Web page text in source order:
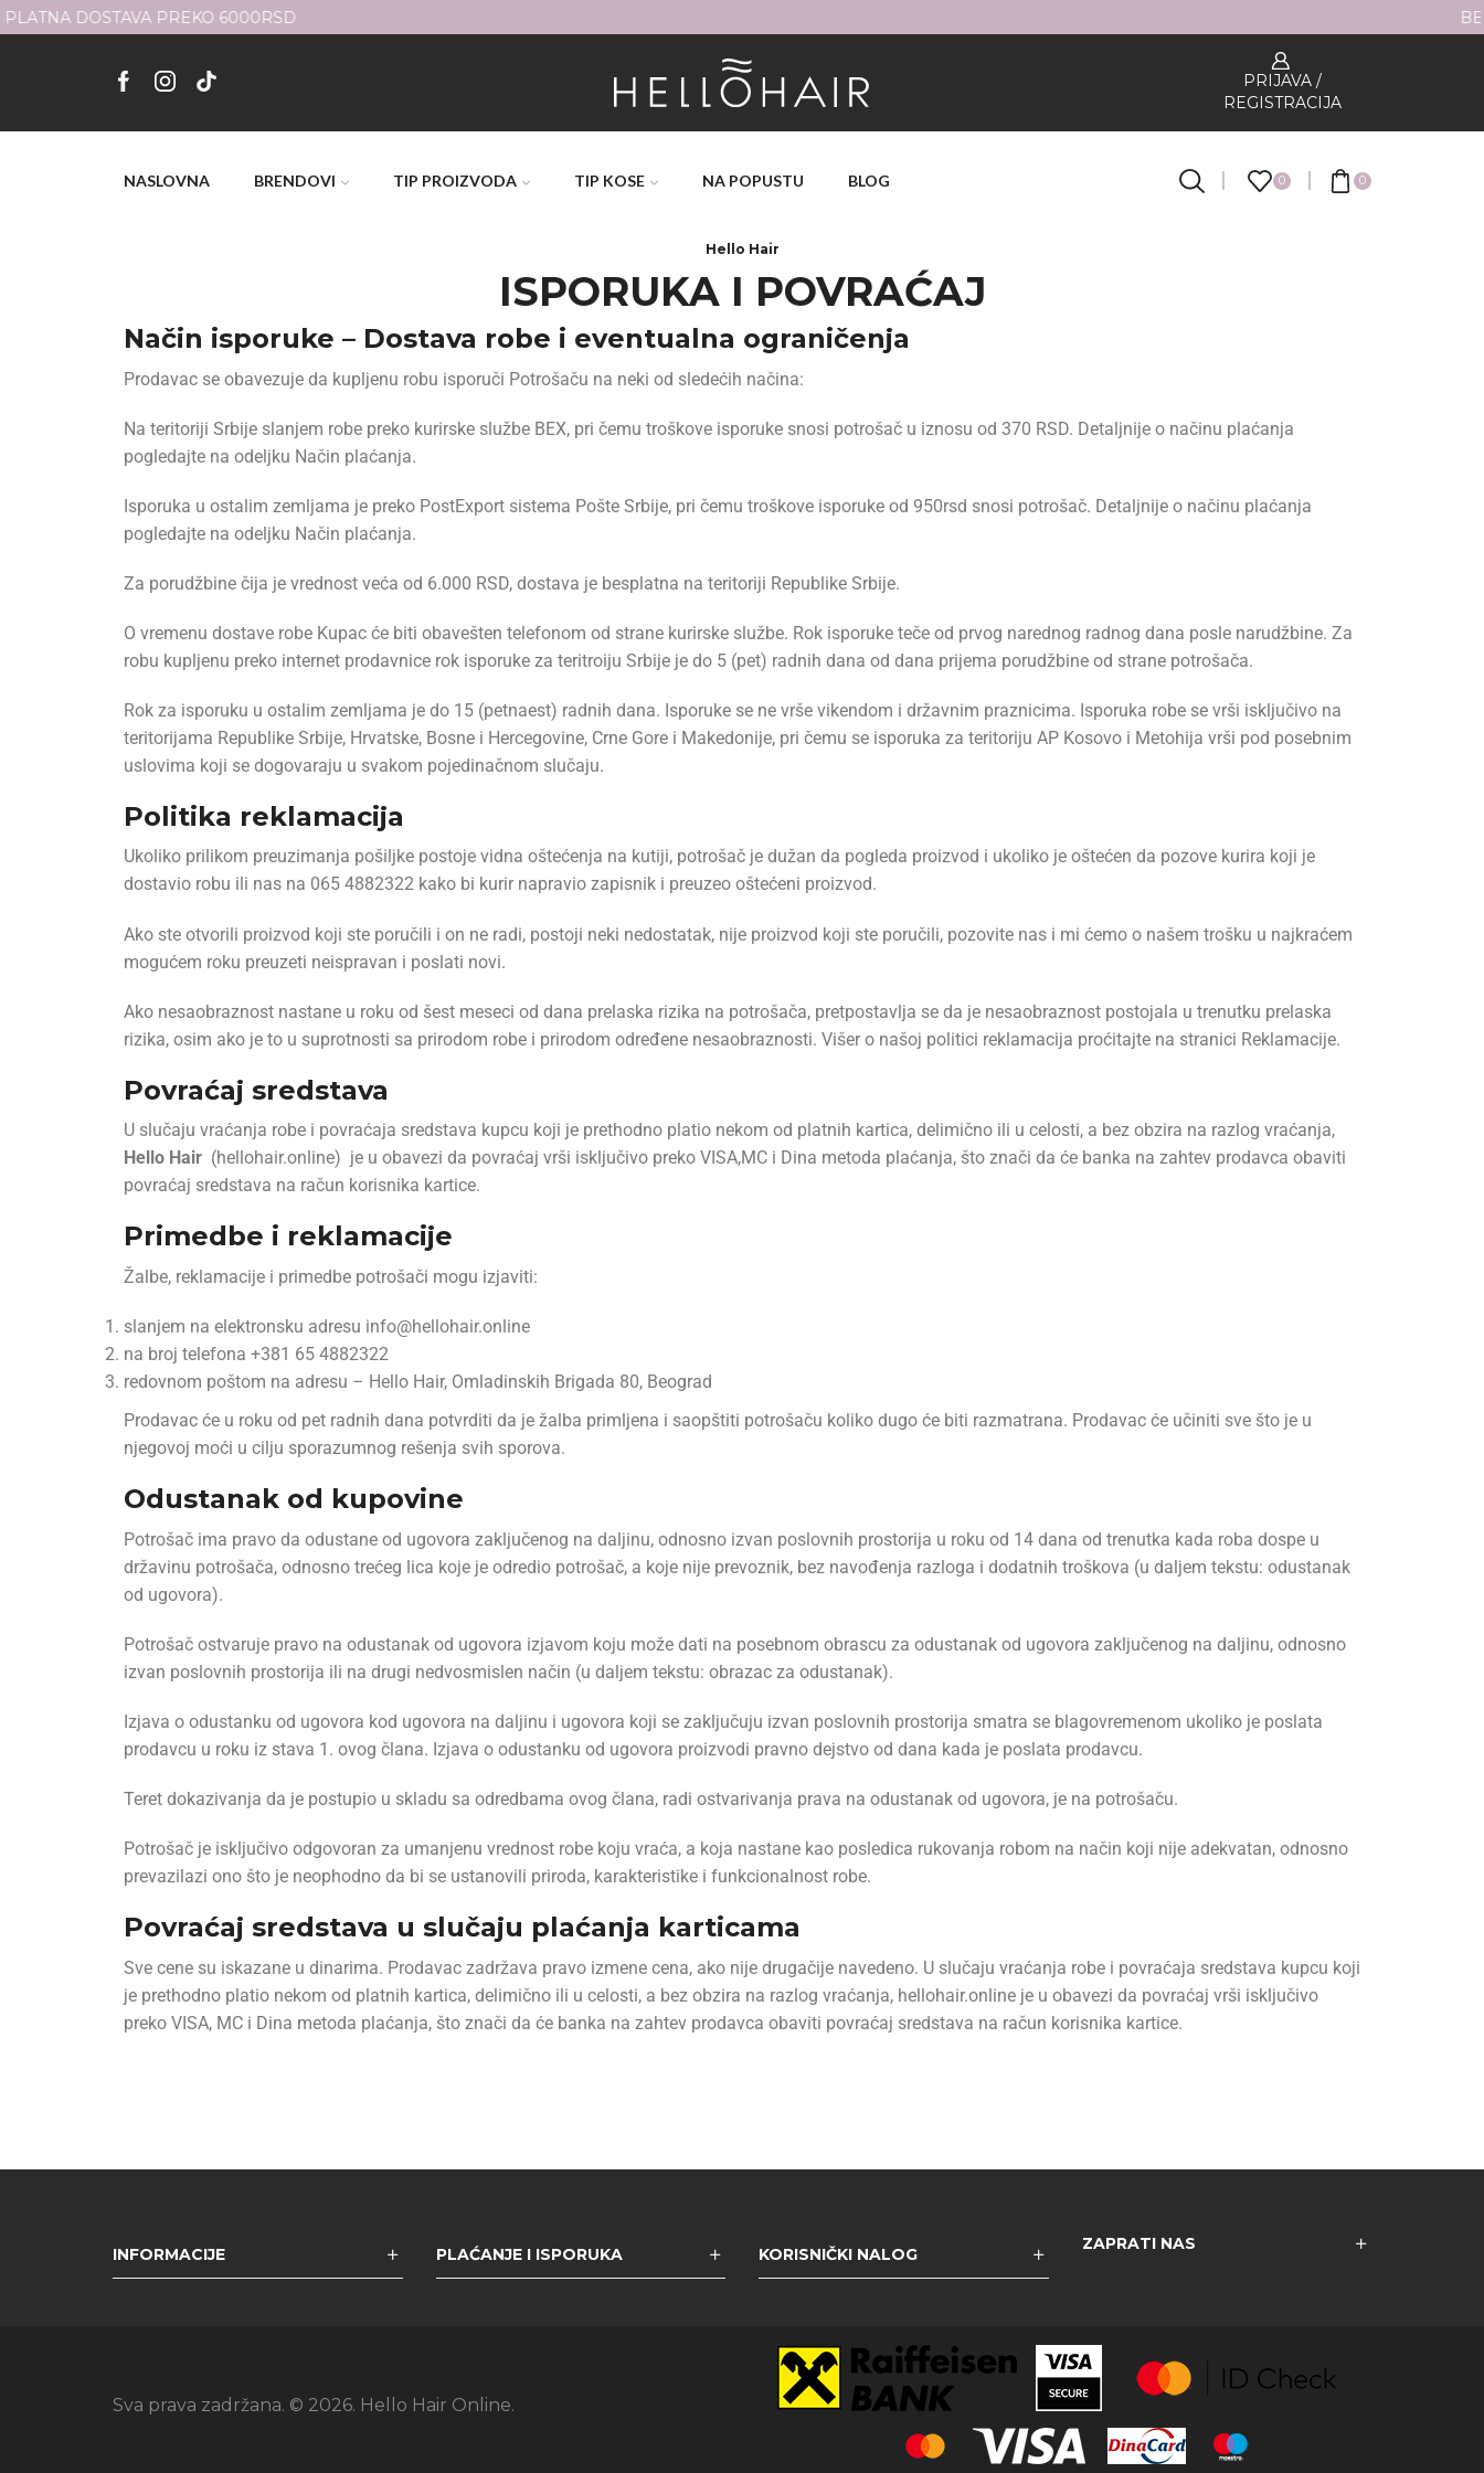
PRIJAVA /
REGISTRACIJA
NASLOVNA BRENDOVI TIP PROIZVODA TIP KOSE NA POPUSTU BLOG 0 0
Hello Hair
ISPORUKA I POVRAĆAJ
Način isporuke – Dostava robe i eventualna ograničenja
Prodavac se obavezuje da kupljenu robu isporuči Potrošaču na neki od sledećih načina:
Na teritoriji Srbije slanjem robe preko kurirske službe BEX, pri čemu troškove isporuke snosi potrošač u iznosu od 370 RSD. Detaljnije o načinu plaćanja
pogledajte na odeljku Način plaćanja.
Isporuka u ostalim zemljama je preko PostExport sistema Pošte Srbije, pri čemu troškove isporuke od 950rsd snosi potrošač. Detaljnije o načinu plaćanja
pogledajte na odeljku Način plaćanja.
Za porudžbine čija je vrednost veća od 6.000 RSD, dostava je besplatna na teritoriji Republike Srbije.
O vremenu dostave robe Kupac će biti obavešten telefonom od strane kurirske službe. Rok isporuke teče od prvog narednog radnog dana posle narudžbine. Za
robu kupljenu preko internet prodavnice rok isporuke za teritroiju Srbije je do 5 (pet) radnih dana od dana prijema porudžbine od strane potrošača.
Rok za isporuku u ostalim zemljama je do 15 (petnaest) radnih dana. Isporuke se ne vrše vikendom i državnim praznicima. Isporuka robe se vrši isključivo na
teritorijama Republike Srbije, Hrvatske, Bosne i Hercegovine, Crne Gore i Makedonije, pri čemu se isporuka za teritoriju AP Kosovo i Metohija vrši pod posebnim
uslovima koji se dogovaraju u svakom pojedinačnom slučaju.
Politika reklamacija
Ukoliko prilikom preuzimanja pošiljke postoje vidna oštećenja na kutiji, potrošač je dužan da pogleda proizvod i ukoliko je oštećen da pozove kurira koji je
dostavio robu ili nas na 065 4882322 kako bi kurir napravio zapisnik i preuzeo oštećeni proizvod.
Ako ste otvorili proizvod koji ste poručili i on ne radi, postoji neki nedostatak, nije proizvod koji ste poručili, pozovite nas i mi ćemo o našem trošku u najkraćem
mogućem roku preuzeti neispravan i poslati novi.
Ako nesaobraznost nastane u roku od šest meseci od dana prelaska rizika na potrošača, pretpostavlja se da je nesaobraznost postojala u trenutku prelaska
rizika, osim ako je to u suprotnosti sa prirodom robe i prirodom određene nesaobraznosti. Višer o našoj politici reklamacija proćitajte na stranici Reklamacije.
Povraćaj sredstava
U slučaju vraćanja robe i povraćaja sredstava kupcu koji je prethodno platio nekom od platnih kartica, delimično ili u celosti, a bez obzira na razlog vraćanja,
Hello Hair (hellohair.online) je u obavezi da povraćaj vrši isključivo preko VISA,MC i Dina metoda plaćanja, što znači da će banka na zahtev prodavca obaviti
povraćaj sredstava na račun korisnika kartice.
Primedbe i reklamacije
Žalbe, reklamacije i primedbe potrošači mogu izjaviti:
slanjem na elektronsku adresu info@hellohair.online
na broj telefona +381 65 4882322
redovnom poštom na adresu – Hello Hair, Omladinskih Brigada 80, Beograd
Prodavac će u roku od pet radnih dana potvrditi da je žalba primljena i saopštiti potrošaču koliko dugo će biti razmatrana. Prodavac će učiniti sve što je u
njegovoj moći u cilju sporazumnog rešenja svih sporova.
Odustanak od kupovine
Potrošač ima pravo da odustane od ugovora zaključenog na daljinu, odnosno izvan poslovnih prostorija u roku od 14 dana od trenutka kada roba dospe u
državinu potrošača, odnosno trećeg lica koje je odredio potrošač, a koje nije prevoznik, bez navođenja razloga i dodatnih troškova (u daljem tekstu: odustanak
od ugovora).
Potrošač ostvaruje pravo na odustanak od ugovora izjavom koju može dati na posebnom obrascu za odustanak od ugovora zaključenog na daljinu, odnosno
izvan poslovnih prostorija ili na drugi nedvosmislen način (u daljem tekstu: obrazac za odustanak).
Izjava o odustanku od ugovora kod ugovora na daljinu i ugovora koji se zaključuju izvan poslovnih prostorija smatra se blagovremenom ukoliko je poslata
prodavcu u roku iz stava 1. ovog člana. Izjava o odustanku od ugovora proizvodi pravno dejstvo od dana kada je poslata prodavcu.
Teret dokazivanja da je postupio u skladu sa odredbama ovog člana, radi ostvarivanja prava na odustanak od ugovora, je na potrošaču.
Potrošač je isključivo odgovoran za umanjenu vrednost robe koju vraća, a koja nastane kao posledica rukovanja robom na način koji nije adekvatan, odnosno
prevazilazi ono što je neophodno da bi se ustanovili priroda, karakteristike i funkcionalnost robe.
Povraćaj sredstava u slučaju plaćanja karticama
Sve cene su iskazane u dinarima. Prodavac zadržava pravo izmene cena, ako nije drugačije navedeno. U slučaju vraćanja robe i povraćaja sredstava kupcu koji
je prethodno platio nekom od platnih kartica, delimično ili u celosti, a bez obzira na razlog vraćanja, hellohair.online je u obavezi da povraćaj vrši isključivo
preko VISA, MC i Dina metoda plaćanja, što znači da će banka na zahtev prodavca obaviti povraćaj sredstava na račun korisnika kartice.
INFORMACIJE PLAĆANJE I ISPORUKA KORISNIČKI NALOG
ZAPRATI NAS
Sva prava zadržana. © 2026. Hello Hair Online.